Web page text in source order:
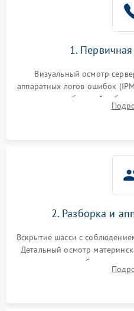
1.
Визуальный осмотр
аппаратных логов ошибок
питания и базовой
корпуса для
2. Разборка и
Вскрытие шасси с
Детальный осмотр
контроллеров и блоков
повреждений,